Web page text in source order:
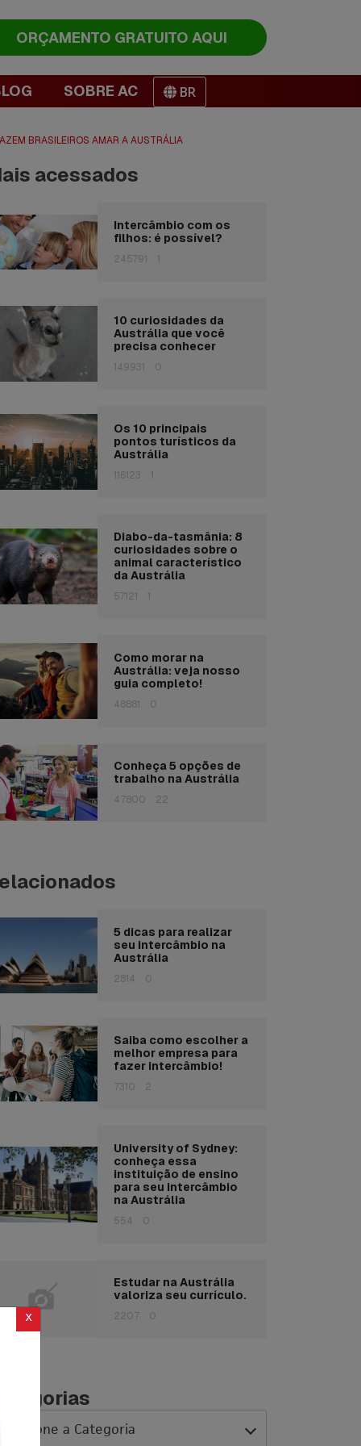
ORÇAMENTO GRATUITO AQUI
SOBRE AC BR
BRASILEIROS AMAR A AUSTRÁLIA
acessados
Intercâmbio com os
filhos: é possível?
245791 1
10 curiosidades da
Austrália que você
precisa conhecer
149931 0
Os 10 principais
pontos turísticos da
Austrália
116123 1
Diabo-da-tasmânia: 8
curiosidades sobre o
animal característico
da Austrália
57121 1
Como morar na
Austrália: veja nosso
guia completo!
48881 0
Conheça 5 opções de
trabalho na Austrália
47800 22
5 dicas para realizar
seu intercâmbio na
Austrália
2814 0
Saiba como escolher a
melhor empresa para
fazer intercâmbio!
7310 2
University of Sydney:
conheça essa
instituição de ensino
para seu intercâmbio
na Austrália
554 0
Estudar na Austrália
valoriza seu currículo.
2207 0
x